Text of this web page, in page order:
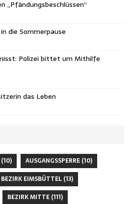
„Pfändungsbeschlüssen“
die Sommerpause
Polizei bittet um Mithilfe
das Leben
(10) AUSGANGSSPERRE (10)
BEZIRK EIMSBÜTTEL (13)
BEZIRK MITTE (111)